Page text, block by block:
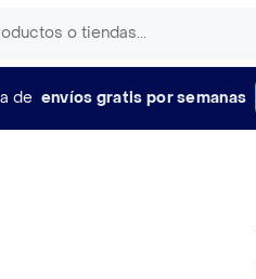
de envíos gratis por semanas